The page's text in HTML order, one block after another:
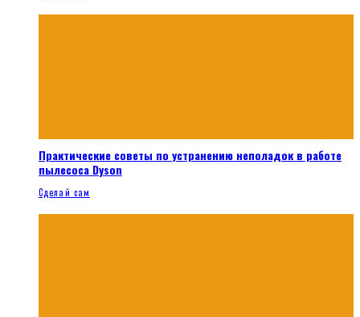
Практические советы по устранению неполадок в работе
пылесоса Dyson
Сделай сам